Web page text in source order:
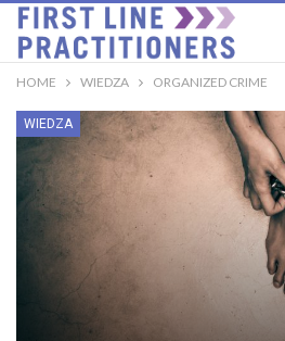
HOME WIEDZA ORGANIZED CRIME
WIEDZA